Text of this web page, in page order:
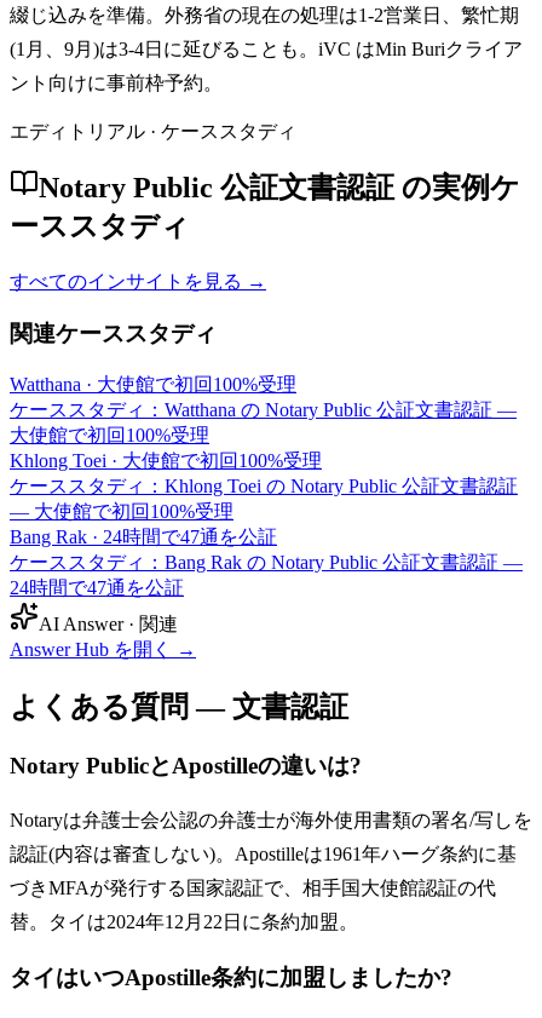
綴じ込みを準備。外務省の現在の処理は1-2営業日、繁忙期
(1月、9月)は3-4日に延びることも。iVC はMin Buriクライア
ント向けに事前枠予約。
エディトリアル · ケーススタディ
Notary Public 公証文書認証 の実例ケ
ーススタディ
すべてのインサイトを見る →
関連ケーススタディ
Watthana · 大使館で初回100%受理
ケーススタディ：Watthana の Notary Public 公証文書認証 —
大使館で初回100%受理
Khlong Toei · 大使館で初回100%受理
ケーススタディ：Khlong Toei の Notary Public 公証文書認証
— 大使館で初回100%受理
Bang Rak · 24時間で47通を公証
ケーススタディ：Bang Rak の Notary Public 公証文書認証 —
24時間で47通を公証
AI Answer · 関連
Answer Hub を開く
→
よくある質問 — 文書認証
Notary PublicとApostilleの違いは?
Notaryは弁護士会公認の弁護士が海外使用書類の署名/写しを
認証(内容は審査しない)。Apostilleは1961年ハーグ条約に基
づきMFAが発行する国家認証で、相手国大使館認証の代
替。タイは2024年12月22日に条約加盟。
タイはいつApostille条約に加盟しましたか?